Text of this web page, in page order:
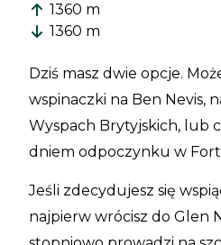
1360 m
1360 m
Dziś masz dwie opcje.
wspinaczki na Ben Nevis,
Wyspach Brytyjskich, lub
dniem odpoczynku w
Jeśli zdecydujesz się
najpierw wrócisz do Glen